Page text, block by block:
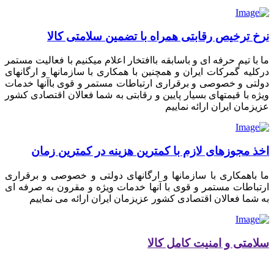
نرخ ترخیص رقابتی همراه با تضمین سلامتی کالا
ما با تیم حرفه ای و باسابقه باافتخار اعلام میکنیم با فعالیت مستمر
درکلیه گمرکات ایران و همچنین با همکاری با سازمانها و ارگانهای
دولتی و خصوصی و برقراری ارتباطات مستمر و قوی باآنها خدمات
ویژه با قیمتهای بسیار پایین و رقابتی به شما فعالان اقتصادی کشور
عزیزمان ایران ارائه نماییم
اخذ مجوزهای لازم با کمترین هزینه در کمترین زمان
ما باهمکاری با سازمانها و ارگانهای دولتی و خصوصی و برقراری
ارتباطات مستمر و قوی با آنها خدمات ویژه و مقرون به صرفه ای
به شما فعالان اقتصادی کشور عزیزمان ایران ارائه می نماییم
سلامتی و امنیت کامل کالا